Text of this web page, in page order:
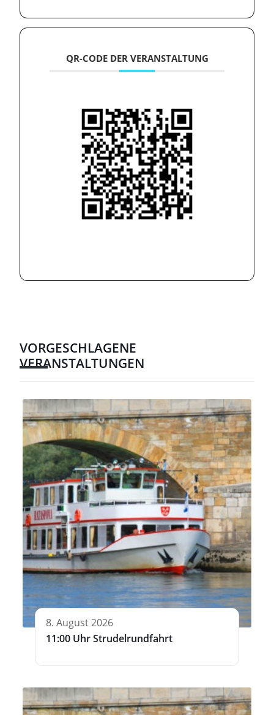
QR-CODE DER VERANSTALTUNG
VORGESCHLAGENE
VERANSTALTUNGEN
8. August 2026
11:00 Uhr Strudelrundfahrt